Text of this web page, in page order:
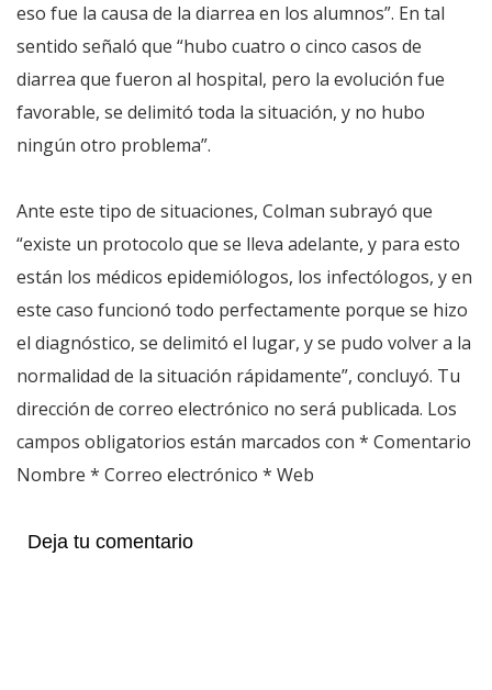
eso fue la causa de la diarrea en los alumnos”. En tal
sentido señaló que “hubo cuatro o cinco casos de
diarrea que fueron al hospital, pero la evolución fue
favorable, se delimitó toda la situación, y no hubo
ningún otro problema”.
Ante este tipo de situaciones, Colman subrayó que
“existe un protocolo que se lleva adelante, y para esto
están los médicos epidemiólogos, los infectólogos, y en
este caso funcionó todo perfectamente porque se hizo
el diagnóstico, se delimitó el lugar, y se pudo volver a la
normalidad de la situación rápidamente”, concluyó. Tu
dirección de correo electrónico no será publicada. Los
campos obligatorios están marcados con * Comentario
Nombre * Correo electrónico * Web
Deja tu comentario